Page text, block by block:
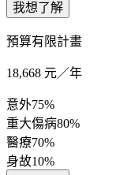
我想了解
預算有限計畫
18,668 元／年
意外75%
重大傷病80%
醫療70%
身故10%